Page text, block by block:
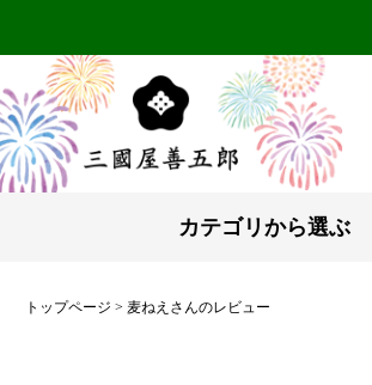
カテゴリから選ぶ
トップページ 麦ねえさんのレビュー